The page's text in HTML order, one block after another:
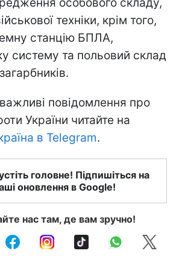
техніки, крім того,
станцію БПЛА,
систему та польовий склад
повідомлення про
України читайте на
в Telegram.
головне! Підпишіться на
оновлення в Google!
нас там, де вам зручно!